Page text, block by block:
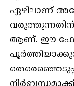
ഏഴിലാണ്
വരുത്തുന്നതിന്
ആണ്. ഈ